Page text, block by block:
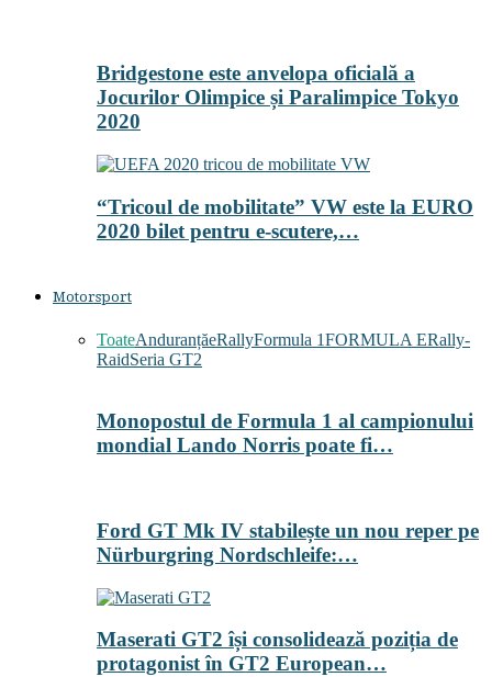
Bridgestone este anvelopa oficială a
Jocurilor Olimpice și Paralimpice Tokyo
2020
“Tricoul de mobilitate” VW este la EURO
2020 bilet pentru e-scutere,…
Motorsport
ToateAnduranțăeRallyFormula 1FORMULA ERally-
RaidSeria GT2
Monopostul de Formula 1 al campionului
mondial Lando Norris poate fi…
Ford GT Mk IV stabilește un nou reper pe
Nürburgring Nordschleife:…
Maserati GT2 își consolidează poziția de
protagonist în GT2 European…